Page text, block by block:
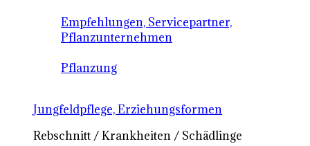
Empfehlungen, Servicepartner,
Pflanzunternehmen
Pflanzung
Jungfeldpflege, Erziehungsformen
Rebschnitt / Krankheiten / Schädlinge